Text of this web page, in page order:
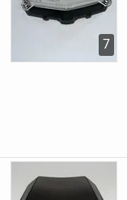
7